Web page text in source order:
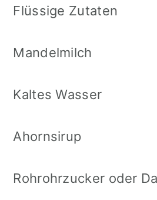
Flüssige Zutaten
Mandelmilch
Kaltes Wasser
Ahornsirup
Rohrohrzucker oder